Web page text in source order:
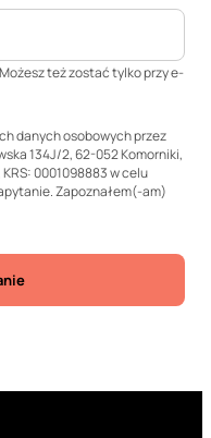
też zostać tylko przy e-
danych osobowych przez
134J/2, 62-052 Komorniki,
0001098883 w celu
Zapoznałem(-am)